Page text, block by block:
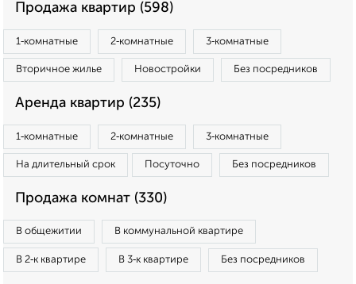
Продажа квартир (598)
1‑комнатные 2‑комнатные 3‑комнатные
Вторичное жилье Новостройки Без посредников
Аренда квартир (235)
1‑комнатные 2‑комнатные 3‑комнатные
На длительный срок Посуточно Без посредников
Продажа комнат (330)
В общежитии В коммунальной квартире
В 2‑к квартире В 3‑к квартире Без посредников